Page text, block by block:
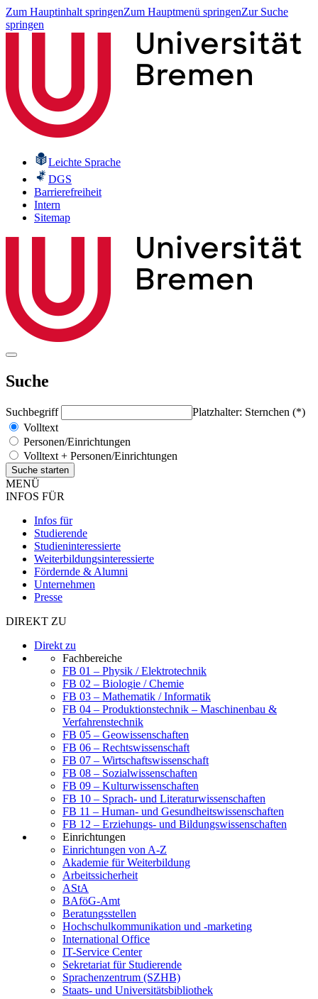
Zum Hauptinhalt springenZum Hauptmenü springenZur Suche
springen
Leichte Sprache
DGS
Barrierefreiheit
Intern
Sitemap
Suche
Suchbegriff
Platzhalter: Sternchen (*)
Volltext
Personen/Einrichtungen
Volltext + Personen/Einrichtungen
MENÜ
INFOS FÜR
Infos für
Studierende
Studieninteressierte
Weiterbildungsinteressierte
Fördernde & Alumni
Unternehmen
Presse
DIREKT ZU
Direkt zu
Fachbereiche
FB 01 – Physik / Elektrotechnik
FB 02 – Biologie / Chemie
FB 03 – Mathematik / Informatik
FB 04 – Produktionstechnik – Maschinenbau &
Verfahrenstechnik
FB 05 – Geowissenschaften
FB 06 – Rechtswissenschaft
FB 07 – Wirtschaftswissenschaft
FB 08 – Sozialwissenschaften
FB 09 – Kulturwissenschaften
FB 10 – Sprach- und Literaturwissenschaften
FB 11 – Human- und Gesundheitswissenschaften
FB 12 – Erziehungs- und Bildungswissenschaften
Einrichtungen
Einrichtungen von A-Z
Akademie für Weiterbildung
Arbeitssicherheit
AStA
BAföG-Amt
Beratungsstellen
Hochschulkommunikation und -marketing
International Office
IT-Service Center
Sekretariat für Studierende
Sprachenzentrum (SZHB)
Staats- und Universitätsbibliothek